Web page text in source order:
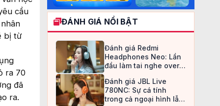
cầu
bị từ
ra 70
đã
ra.
ĐÁNH GIÁ NỔI BẬT
Đánh giá Redmi
Headphones Neo: Lần
đầu làm tai nghe over-
an toàn
Đánh giá JBL Live
780NC: Sự cá tính
trong cả ngoại hình lẫn